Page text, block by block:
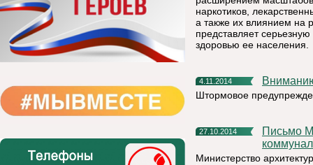
наркотиков,
а также их влиянием на
представляет
здоровью ее населения.
4.11.2014
Штормовое
27.10.2014
Письмо Министерства строительства и жилищно-
Министерство